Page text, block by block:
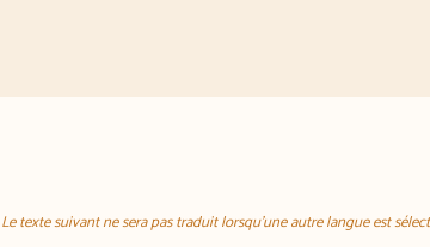
Le texte suivant ne sera pas traduit lorsqu'une autre langue est